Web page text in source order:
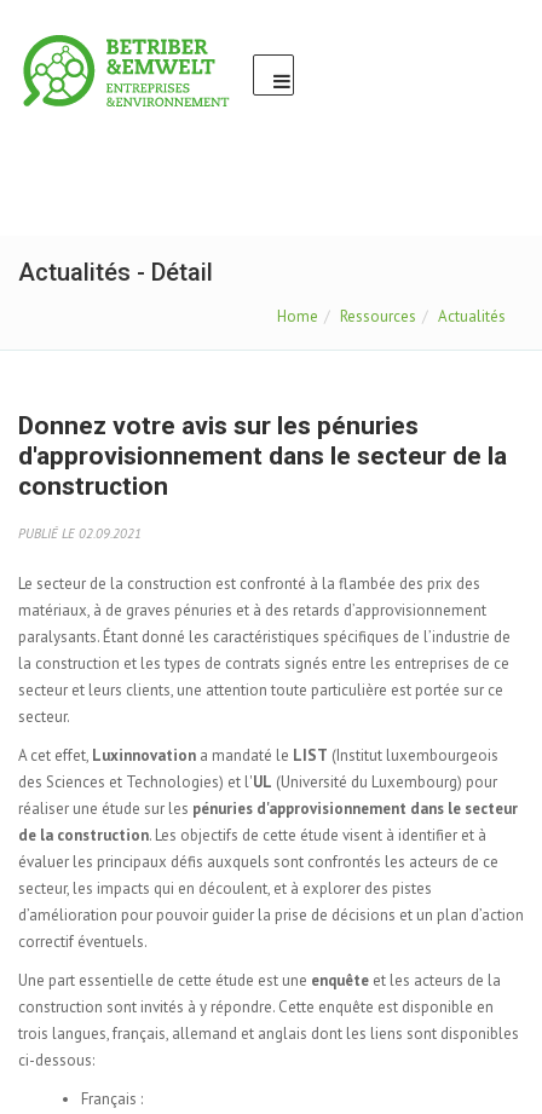
Actualités - Détail
Home Ressources Actualités
Donnez votre avis sur les pénuries
d'approvisionnement dans le secteur de la
construction
PUBLIÉ LE 02.09.2021
Le secteur de la construction est confronté à la flambée des prix des
matériaux, à de graves pénuries et à des retards d’approvisionnement
paralysants. Étant donné les caractéristiques spécifiques de l’industrie de
la construction et les types de contrats signés entre les entreprises de ce
secteur et leurs clients, une attention toute particulière est portée sur ce
secteur.
A cet effet, Luxinnovation a mandaté le LIST (Institut luxembourgeois
des Sciences et Technologies) et l'UL (Université du Luxembourg) pour
réaliser une étude sur les pénuries d'approvisionnement dans le secteur
de la construction. Les objectifs de cette étude visent à identifier et à
évaluer les principaux défis auxquels sont confrontés les acteurs de ce
secteur, les impacts qui en découlent, et à explorer des pistes
d’amélioration pour pouvoir guider la prise de décisions et un plan d’action
correctif éventuels.
Une part essentielle de cette étude est une enquête et les acteurs de la
construction sont invités à y répondre. Cette enquête est disponible en
trois langues, français, allemand et anglais dont les liens sont disponibles
ci-dessous:
Français :